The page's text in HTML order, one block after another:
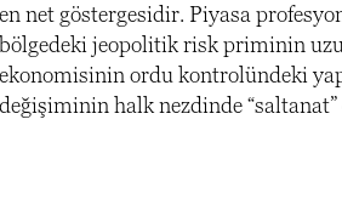
en net göstergesidir. Piyasa
bölgedeki jeopolitik risk priminin
ekonomisinin ordu kontrolündeki
değişiminin halk nezdinde